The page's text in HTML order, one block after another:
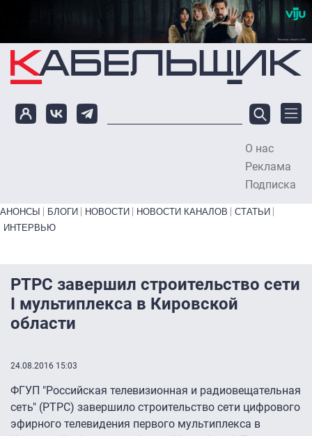
Перейти к основному содержанию
О нас
Реклама
Подписка
Primary links bottom
АНОНСЫ БЛОГИ НОВОСТИ НОВОСТИ КАНАЛОВ
СТАТЬИ
ИНТЕРВЬЮ
РТРС завершил строительство сети
I мультиплекса в Кировской
области
24.08.2016 15:03
ФГУП "Российская телевизионная и радиовещательная
сеть" (РТРС) завершило строительство сети цифрового
эфирного телевидения первого мультиплекса в